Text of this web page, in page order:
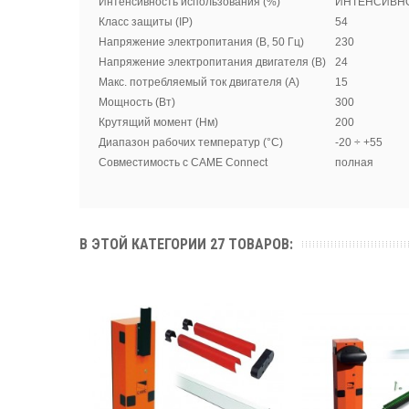
Класс защиты (IP)
54
Напряжение электропитания (В, 50 Гц)
230
Напряжение электропитания двигателя (В)
24
Макс. потребляемый ток двигателя (A)
15
Мощность (Вт)
300
Крутящий момент (Нм)
200
Диапазон рабочих температур (°C)
-20 ÷ +55
Совместимость с CAME Connect
полная
В ЭТОЙ КАТЕГОРИИ 27 ТОВАРОВ: